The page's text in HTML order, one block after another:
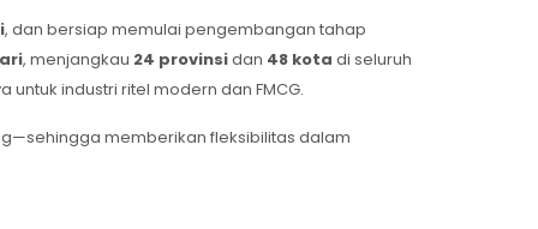
, dan bersiap memulai pengembangan tahap
, menjangkau 24 provinsidan 48 kota di seluruh
industri ritel modern dan FMCG.
memberikan fleksibilitas dalam